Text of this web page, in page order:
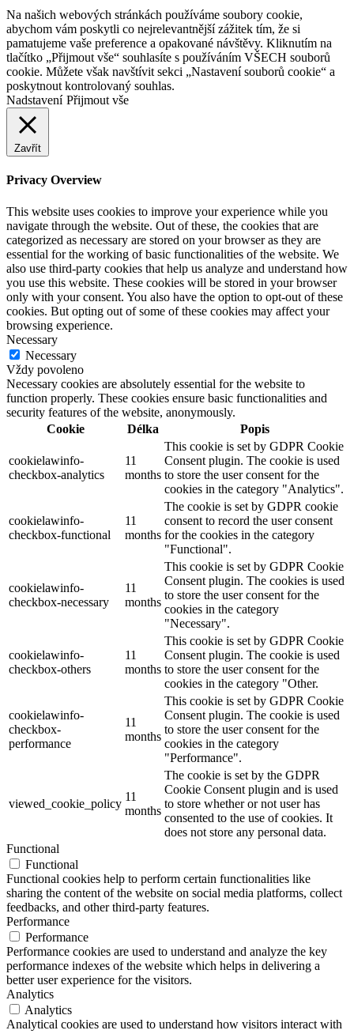
Na našich webových stránkách používáme soubory cookie,
abychom vám poskytli co nejrelevantnější zážitek tím, že si
pamatujeme vaše preference a opakované návštěvy. Kliknutím na
tlačítko „Přijmout vše“ souhlasíte s používáním VŠECH souborů
cookie. Můžete však navštívit sekci „Nastavení souborů cookie“ a
poskytnout kontrolovaný souhlas.
Nadstavení Přijmout vše
Zavřít
Privacy Overview
This website uses cookies to improve your experience while you
navigate through the website. Out of these, the cookies that are
categorized as necessary are stored on your browser as they are
essential for the working of basic functionalities of the website. We
also use third-party cookies that help us analyze and understand how
you use this website. These cookies will be stored in your browser
only with your consent. You also have the option to opt-out of these
cookies. But opting out of some of these cookies may affect your
browsing experience.
Necessary
Necessary
Vždy povoleno
Necessary cookies are absolutely essential for the website to
function properly. These cookies ensure basic functionalities and
security features of the website, anonymously.
Cookie
Délka Popis
cookielawinfo-
checkbox-analytics
11
months
This cookie is set by GDPR Cookie
Consent plugin. The cookie is used
to store the user consent for the
cookies in the category "Analytics".
cookielawinfo-
checkbox-functional
11
months
The cookie is set by GDPR cookie
consent to record the user consent
for the cookies in the category
"Functional".
cookielawinfo-
checkbox-necessary
11
months
This cookie is set by GDPR Cookie
Consent plugin. The cookies is used
to store the user consent for the
cookies in the category
"Necessary".
cookielawinfo-
checkbox-others
11
months
This cookie is set by GDPR Cookie
Consent plugin. The cookie is used
to store the user consent for the
cookies in the category "Other.
cookielawinfo-
checkbox-
performance
11
months
This cookie is set by GDPR Cookie
Consent plugin. The cookie is used
to store the user consent for the
cookies in the category
"Performance".
viewed_cookie_policy
11
months
The cookie is set by the GDPR
Cookie Consent plugin and is used
to store whether or not user has
consented to the use of cookies. It
does not store any personal data.
Functional
Functional
Functional cookies help to perform certain functionalities like
sharing the content of the website on social media platforms, collect
feedbacks, and other third-party features.
Performance
Performance
Performance cookies are used to understand and analyze the key
performance indexes of the website which helps in delivering a
better user experience for the visitors.
Analytics
Analytics
Analytical cookies are used to understand how visitors interact with